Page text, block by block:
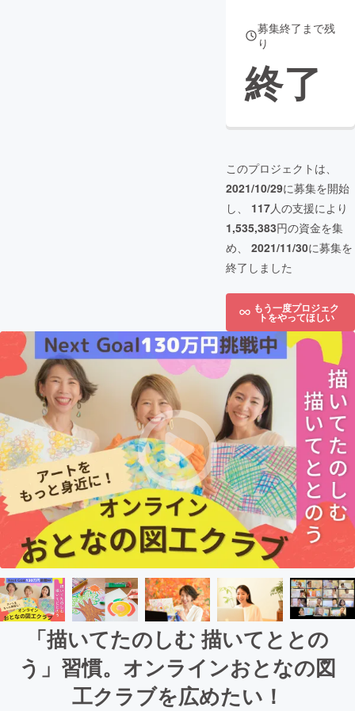
募集終了まで残
り
終了
このプロジェクトは、
2021/10/29に募集を開始
し、 117人の支援により
1,535,383円の資金を集
め、 2021/11/30に募集を
終了しました
もう一度プロジェク
トをやってほしい
「描いてたのしむ 描いてととの
う」習慣。オンラインおとなの図
工クラブを広めたい！